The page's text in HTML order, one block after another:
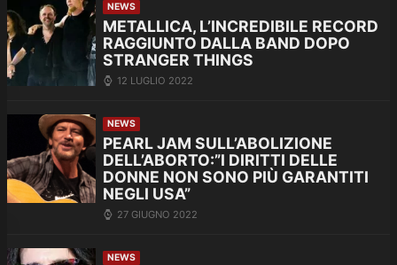
NEWS
METALLICA, L’INCREDIBILE RECORD
RAGGIUNTO DALLA BAND DOPO
STRANGER THINGS
12 LUGLIO 2022
NEWS
PEARL JAM SULL’ABOLIZIONE
DELL’ABORTO:”I DIRITTI DELLE
DONNE NON SONO PIÙ GARANTITI
NEGLI USA”
27 GIUGNO 2022
NEWS